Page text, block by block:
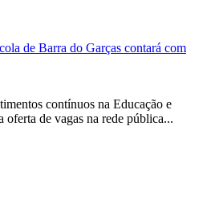
contínuos na Educação e
oferta de vagas na rede pública...